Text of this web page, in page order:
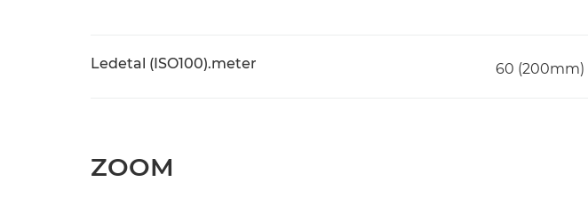
Ledetal (ISO100).meter 60 (200mm)
ZOOM